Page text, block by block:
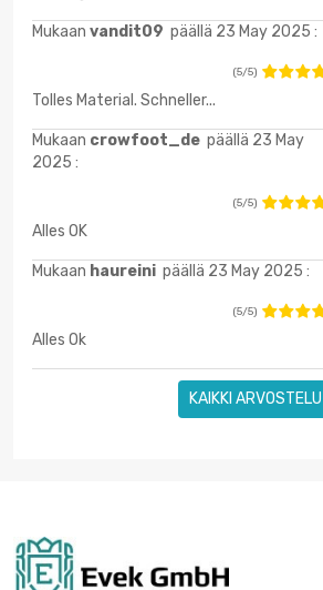
Mukaan vandit09 päällä 23 May 2025 :
(5/5)
Tolles Material. Schneller...
Mukaan crowfoot_de päällä 23 May
2025 :
(5/5)
Alles OK
Mukaan haureini päällä 23 May 2025 :
(5/5)
Alles Ok
KAIKKI